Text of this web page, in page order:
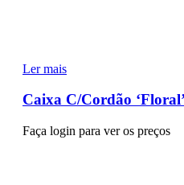
Ler mais
Caixa C/Cordão
Faça login para ver os preços